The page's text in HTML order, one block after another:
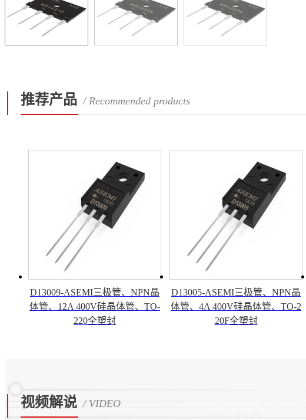
推荐产品 / Recommended products
D13009-ASEMI三极管、NPN晶
体管、12A 400V硅晶体管、TO-
220全塑封
D13005-ASEMI三极管、NPN晶
体管、4A 400V硅晶体管、TO-2
20F全塑封
视频解说 / VIDEO